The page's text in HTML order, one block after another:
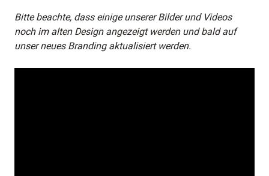
Bitte beachte, dass einige unserer Bilder und Videos
noch im alten Design angezeigt werden und bald auf
unser neues Branding aktualisiert werden.